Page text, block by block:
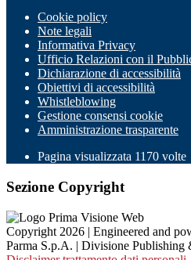
Cookie policy
Note legali
Informativa Privacy
Ufficio Relazioni con il
Dichiarazione di accessibilità
Obiettivi di accessibilità
Whistleblowing
Gestione consensi cookie
Amministrazione trasparente
Pagina visualizzata 1170 volte
Sezione Copyright
Copyright 2026 | Engineered and
Parma S.p.A. | Divisione Publishing